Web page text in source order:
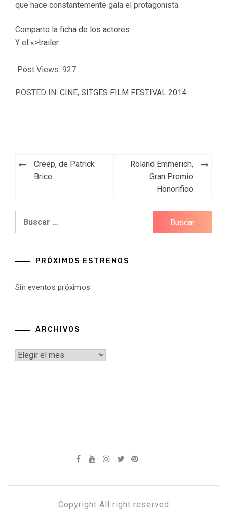
que hace constantemente gala el protagonista.
Comparto la ficha de los actores
Y el «>trailer
Post Views: 927
POSTED IN: CINE, SITGES FILM FESTIVAL 2014
Navegación
Creep, de Patrick
Brice
Roland Emmerich,
Gran Premio
Honorífico
PRÓXIMOS ESTRENOS
Sin eventos próximos
ARCHIVOS
Archivos
Copyright All right reserved